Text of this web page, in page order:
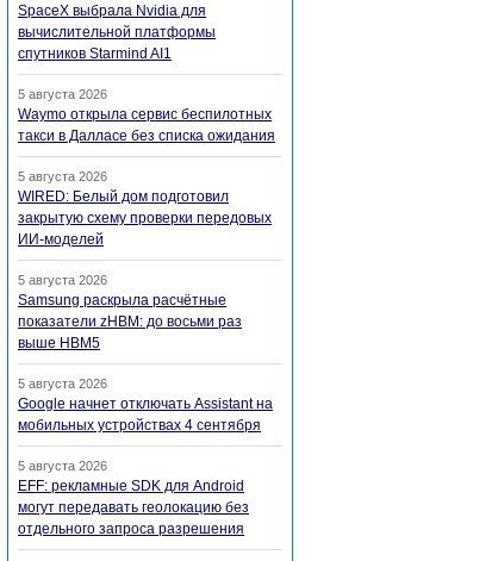
SpaceX выбрала Nvidia для
вычислительной платформы
спутников Starmind AI1
5 августа 2026
Waymo открыла сервис беспилотных
такси в Далласе без списка ожидания
5 августа 2026
WIRED: Белый дом подготовил
закрытую схему проверки передовых
ИИ-моделей
5 августа 2026
Samsung раскрыла расчётные
показатели zHBM: до восьми раз
выше HBM5
5 августа 2026
Google начнет отключать Assistant на
мобильных устройствах 4 сентября
5 августа 2026
EFF: рекламные SDK для Android
могут передавать геолокацию без
отдельного запроса разрешения